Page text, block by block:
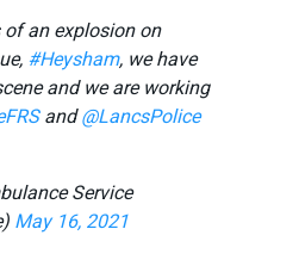
an explosion on
#Heysham, we have
and we are working
and@LancsPolice
Service
May 16, 2021